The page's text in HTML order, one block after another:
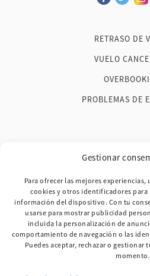
Gestionar
Para ofrecer las mejores
cookies y otros identificadores para
información del dispositivo. Con tu
usarse para mostrar publicidad
incluida la personalización de
comportamiento de navegación o las
Puedes aceptar, rechazar o gestionar
momento.
RETRASO DE
VUELO
PROBLEMAS DE
FAQ
BLOG
MAPA DE LA